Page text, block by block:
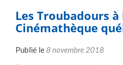
Les Troubadours à
Cinémathèque
Publié le8 novembre 2018